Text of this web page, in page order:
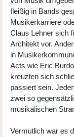
fleißig in Bands
Musikerkarriere
Claus Lehner sich
Architekt vor.
in
Acts wie Eric
kreuzten sich
passiert sein.
zwei so
musikalischen
Vermutlich war es